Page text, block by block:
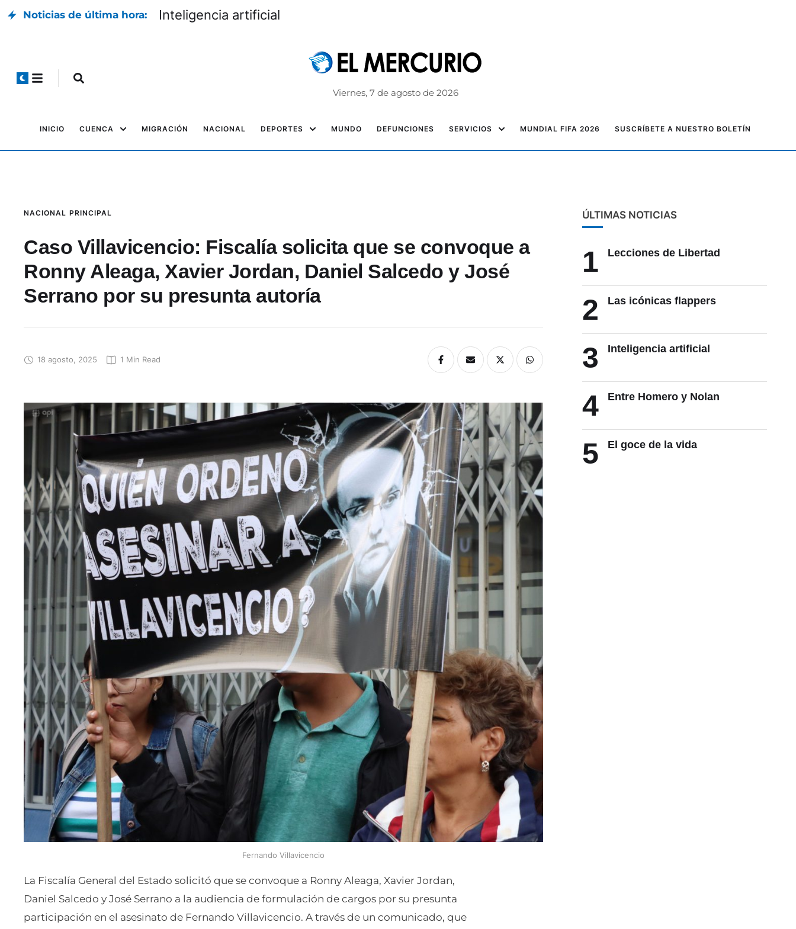
Noticias de última hora: Inteligencia artificial
Viernes, 7 de agosto de 2026
INICIO CUENCA MIGRACIÓN NACIONAL DEPORTES MUNDO DEFUNCIONES SERVICIOS MUNDIAL FIFA 2026 SUSCRÍBETE A NUESTRO BOLETÍN
NACIONAL PRINCIPAL
Caso Villavicencio: Fiscalía solicita que se convoque a
Ronny Aleaga, Xavier Jordan, Daniel Salcedo y José
Serrano por su presunta autoría
18 agosto, 2025 1 Min Read
Fernando Villavicencio
La Fiscalía General del Estado solicitó que se convoque a Ronny Aleaga, Xavier Jordan,
Daniel Salcedo y José Serrano a la audiencia de formulación de cargos por su presunta
participación en el asesinato de Fernando Villavicencio. A través de un comunicado, que
ÚLTIMAS NOTICIAS
1 Lecciones de Libertad
2 Las icónicas flappers
3 Inteligencia artificial
4 Entre Homero y Nolan
5 El goce de la vida